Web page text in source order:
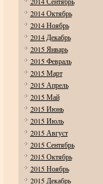
2014 Октябрь
2014 Ноябрь
2014 Декабрь
2015 Январь
2015 Февраль
2015 Март
2015 Апрель
2015 Май
2015 Июнь
2015 Июль
2015 Август
2015 Сентябрь
2015 Октябрь
2015 Ноябрь
2015 Декабрь